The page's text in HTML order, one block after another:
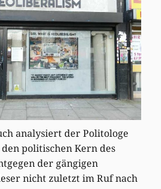
analysiert der Politologe
politischen Kern des
der gängigen
nicht zuletzt im Ruf nach